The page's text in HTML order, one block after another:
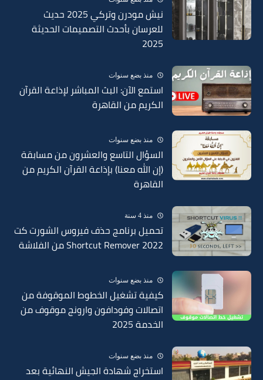
نيش مودرن وتركي 2025 حديث
للعرسان بأحدث التصميمات الحديثة
2025
منذ بضع سنوات
استمع الآن: البث المباشر لإذاعة القرآن
الكريم من القاهرة
منذ بضع سنوات
السؤال التاسع والعشرون من مسابقة
(إن الله معنا) بإذاعة القرآن الكريم من
القاهرة
منذ 4 سنة
تحميل برنامج حذف فيروس الشورت كت
Shortcut Remover 2022 من الفلاشة
منذ بضع سنوات
كيفية تشغيل الخطوط الموقوفة من
اتصالات وفودافون وارونج موقوف من
الخدمة 2025
منذ بضع سنوات
استخراج شهادة الجيش النهائية بعد